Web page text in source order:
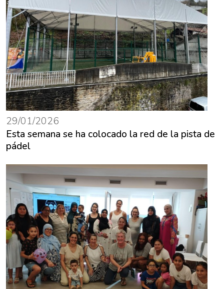
29/01/2026
Esta semana se ha colocado la red de la pista de
pádel